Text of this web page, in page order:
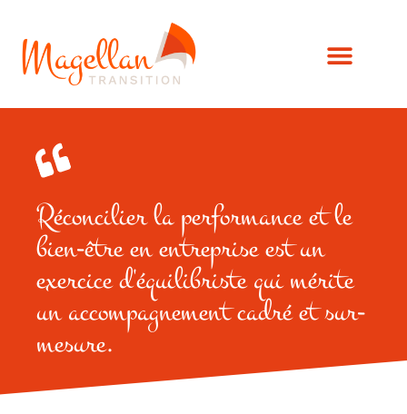
Réconcilier la performance et le
bien-être en entreprise est un
exercice d'équilibriste qui mérite
un accompagnement cadré et sur-
mesure.